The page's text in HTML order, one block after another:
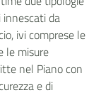
da
ivi comprese le
le misure
nel Piano con
e di